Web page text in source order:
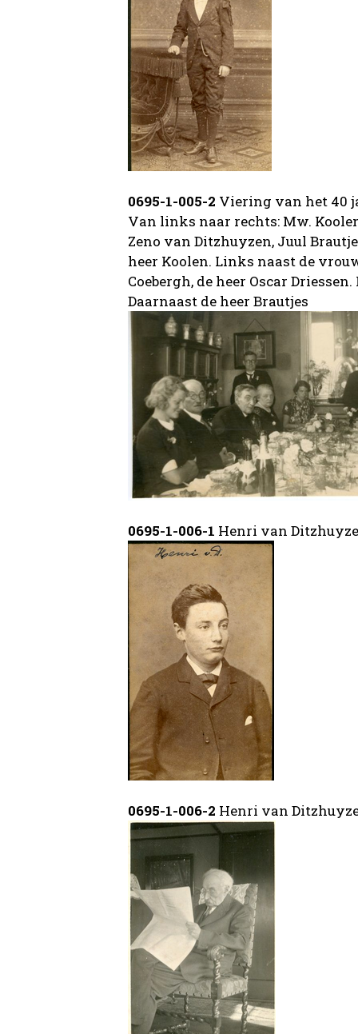
0695-1-005-2 Viering van het 40
Van links naar rechts: Mw.
Zeno van Ditzhuyzen, Juul
heer Koolen. Links naast de
Coebergh, de heer Oscar
Daarnaast de heer Brautjes
0695-1-006-1 Henri van
0695-1-006-2 Henri van